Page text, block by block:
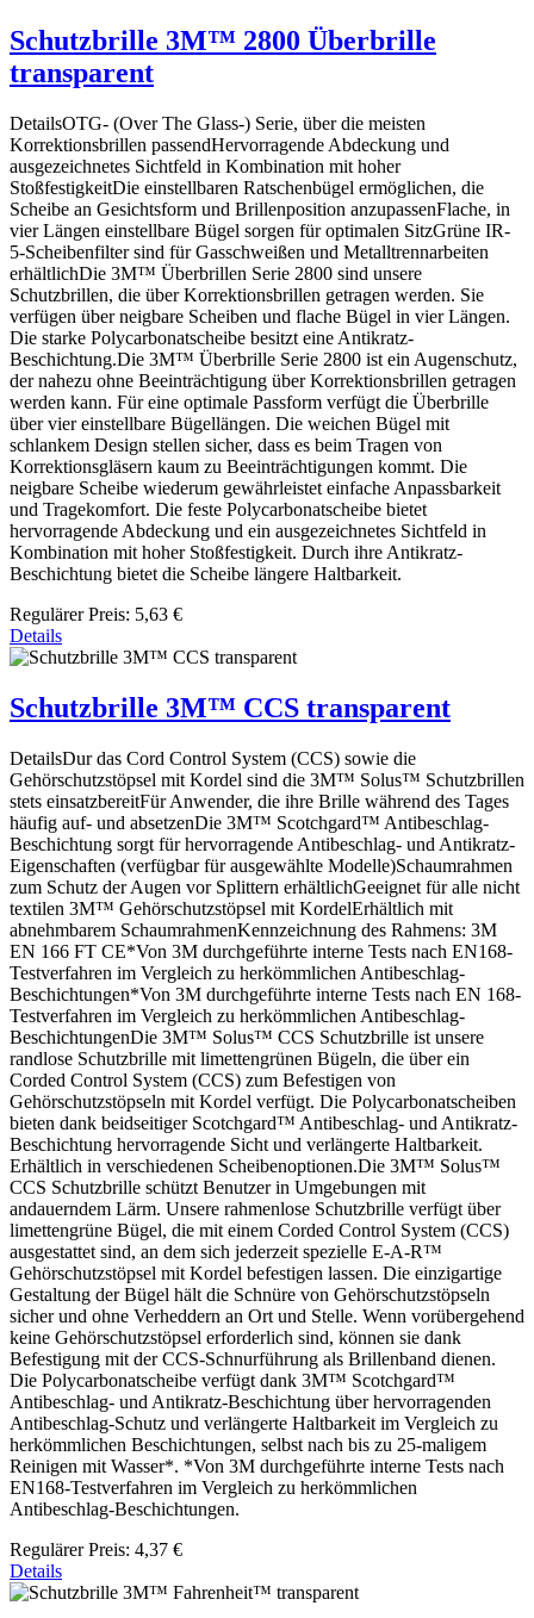
Schutzbrille 3M™ 2800 Überbrille
transparent
DetailsOTG- (Over The Glass-) Serie, über die meisten
Korrektionsbrillen passendHervorragende Abdeckung und
ausgezeichnetes Sichtfeld in Kombination mit hoher
StoßfestigkeitDie einstellbaren Ratschenbügel ermöglichen, die
Scheibe an Gesichtsform und Brillenposition anzupassenFlache, in
vier Längen einstellbare Bügel sorgen für optimalen SitzGrüne IR-
5-Scheibenfilter sind für Gasschweißen und Metalltrennarbeiten
erhältlichDie 3M™ Überbrillen Serie 2800 sind unsere
Schutzbrillen, die über Korrektionsbrillen getragen werden. Sie
verfügen über neigbare Scheiben und flache Bügel in vier Längen.
Die starke Polycarbonatscheibe besitzt eine Antikratz-
Beschichtung.Die 3M™ Überbrille Serie 2800 ist ein Augenschutz,
der nahezu ohne Beeinträchtigung über Korrektionsbrillen getragen
werden kann. Für eine optimale Passform verfügt die Überbrille
über vier einstellbare Bügellängen. Die weichen Bügel mit
schlankem Design stellen sicher, dass es beim Tragen von
Korrektionsgläsern kaum zu Beeinträchtigungen kommt. Die
neigbare Scheibe wiederum gewährleistet einfache Anpassbarkeit
und Tragekomfort. Die feste Polycarbonatscheibe bietet
hervorragende Abdeckung und ein ausgezeichnetes Sichtfeld in
Kombination mit hoher Stoßfestigkeit. Durch ihre Antikratz-
Beschichtung bietet die Scheibe längere Haltbarkeit.
Regulärer Preis: 5,63 €
Details
Schutzbrille 3M™ CCS transparent
DetailsDur das Cord Control System (CCS) sowie die
Gehörschutzstöpsel mit Kordel sind die 3M™ Solus™ Schutzbrillen
stets einsatzbereitFür Anwender, die ihre Brille während des Tages
häufig auf- und absetzenDie 3M™ Scotchgard™ Antibeschlag-
Beschichtung sorgt für hervorragende Antibeschlag- und Antikratz-
Eigenschaften (verfügbar für ausgewählte Modelle)Schaumrahmen
zum Schutz der Augen vor Splittern erhältlichGeeignet für alle nicht
textilen 3M™ Gehörschutzstöpsel mit KordelErhältlich mit
abnehmbarem SchaumrahmenKennzeichnung des Rahmens: 3M
EN 166 FT CE*Von 3M durchgeführte interne Tests nach EN168-
Testverfahren im Vergleich zu herkömmlichen Antibeschlag-
Beschichtungen*Von 3M durchgeführte interne Tests nach EN 168-
Testverfahren im Vergleich zu herkömmlichen Antibeschlag-
BeschichtungenDie 3M™ Solus™ CCS Schutzbrille ist unsere
randlose Schutzbrille mit limettengrünen Bügeln, die über ein
Corded Control System (CCS) zum Befestigen von
Gehörschutzstöpseln mit Kordel verfügt. Die Polycarbonatscheiben
bieten dank beidseitiger Scotchgard™ Antibeschlag- und Antikratz-
Beschichtung hervorragende Sicht und verlängerte Haltbarkeit.
Erhältlich in verschiedenen Scheibenoptionen.Die 3M™ Solus™
CCS Schutzbrille schützt Benutzer in Umgebungen mit
andauerndem Lärm. Unsere rahmenlose Schutzbrille verfügt über
limettengrüne Bügel, die mit einem Corded Control System (CCS)
ausgestattet sind, an dem sich jederzeit spezielle E-A-R™
Gehörschutzstöpsel mit Kordel befestigen lassen. Die einzigartige
Gestaltung der Bügel hält die Schnüre von Gehörschutzstöpseln
sicher und ohne Verheddern an Ort und Stelle. Wenn vorübergehend
keine Gehörschutzstöpsel erforderlich sind, können sie dank
Befestigung mit der CCS-Schnurführung als Brillenband dienen.
Die Polycarbonatscheibe verfügt dank 3M™ Scotchgard™
Antibeschlag- und Antikratz-Beschichtung über hervorragenden
Antibeschlag-Schutz und verlängerte Haltbarkeit im Vergleich zu
herkömmlichen Beschichtungen, selbst nach bis zu 25-maligem
Reinigen mit Wasser*. *Von 3M durchgeführte interne Tests nach
EN168-Testverfahren im Vergleich zu herkömmlichen
Antibeschlag-Beschichtungen.
Regulärer Preis: 4,37 €
Details